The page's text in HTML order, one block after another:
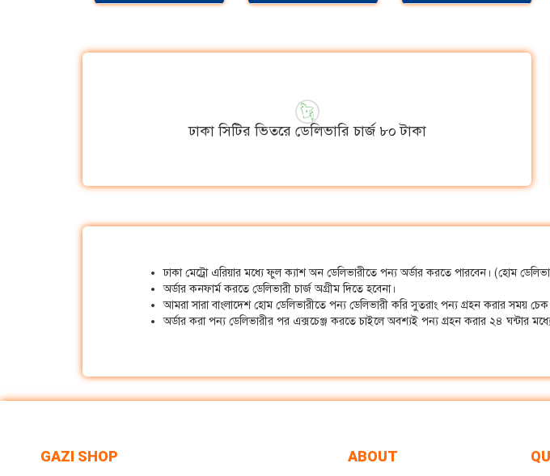
ঢাকা সিটির ভিতরে ডেলিভারি চার্জ ৮০ টাকা
ঢাকা মেট্রো এরিয়ার মধ্যে ফুল ক্যাশ অন ডেলিভারীতে পন্য অর্ডার করতে পারবেন। (হোম
অর্ডার কনফার্ম করতে ডেলিভারী চার্জ অগ্রীম দিতে হবেনা।
আমরা সারা বাংলাদেশ হোম ডেলিভারীতে পন্য ডেলিভারী করি সুতরাং পন্য গ্রহন করার সময়
অর্ডার করা পন্য ডেলিভারীর পর এক্সচেঞ্জ করতে চাইলে অবশ্যই পন্য গ্রহন করার ২৪ ঘন্টার
GAZI SHOP ABOUT